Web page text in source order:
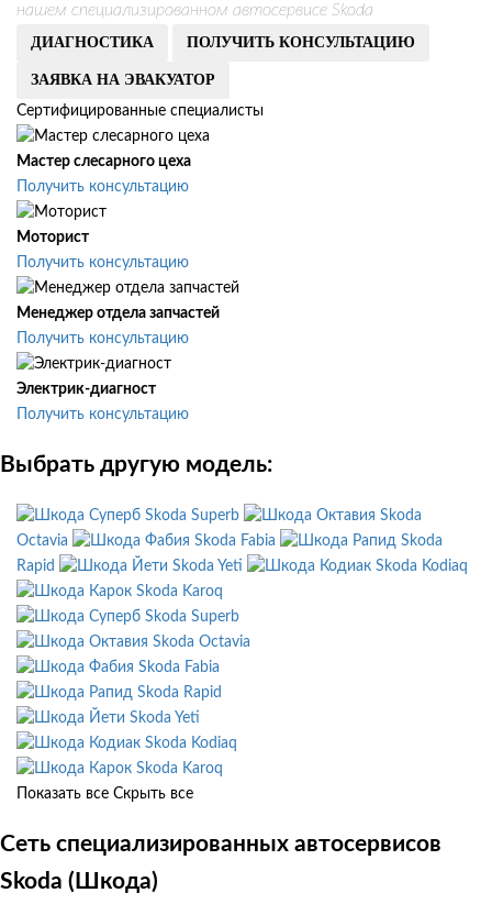
нашем специализированном автосервисе Skoda
ДИАГНОСТИКА ПОЛУЧИТЬ КОНСУЛЬТАЦИЮ
ЗАЯВКА НА ЭВАКУАТОР
Сертифицированные специалисты
Мастер слесарного цеха
Получить консультацию
Моторист
Получить консультацию
Менеджер отдела запчастей
Получить консультацию
Электрик-диагност
Получить консультацию
Выбрать другую модель:
Skoda Superb
Skoda
Octavia
Skoda Fabia
Skoda
Rapid
Skoda Yeti
Skoda Kodiaq
Skoda Karoq
Skoda Superb
Skoda Octavia
Skoda Fabia
Skoda Rapid
Skoda Yeti
Skoda Kodiaq
Skoda Karoq
Показать все Скрыть все
Сеть специализированных автосервисов
Skoda (Шкода)